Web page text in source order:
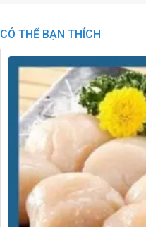
CÓ THỂ BẠN THÍCH